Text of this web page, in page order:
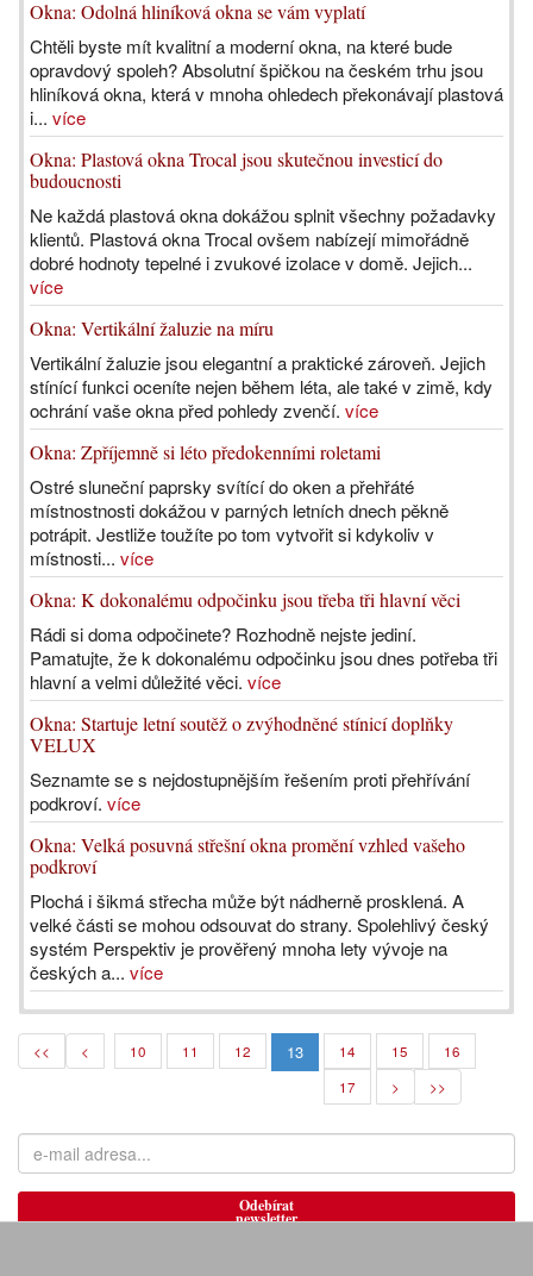
Okna: Odolná hliníková okna se vám vyplatí
Chtěli byste mít kvalitní a moderní okna, na které bude
opravdový spoleh? Absolutní špičkou na českém trhu jsou
hliníková okna, která v mnoha ohledech překonávají plastová
i... více
Okna: Plastová okna Trocal jsou skutečnou investicí do
budoucnosti
Ne každá plastová okna dokážou splnit všechny požadavky
klientů. Plastová okna Trocal ovšem nabízejí mimořádně
dobré hodnoty tepelné i zvukové izolace v domě. Jejich...
více
Okna: Vertikální žaluzie na míru
Vertikální žaluzie jsou elegantní a praktické zároveň. Jejich
stínící funkci oceníte nejen během léta, ale také v zimě, kdy
ochrání vaše okna před pohledy zvenčí. více
Okna: Zpříjemně si léto předokenními roletami
Ostré sluneční paprsky svítící do oken a přehřáté
místnostnosti dokážou v parných letních dnech pěkně
potrápit. Jestliže toužíte po tom vytvořit si kdykoliv v
místnosti... více
Okna: K dokonalému odpočinku jsou třeba tři hlavní věci
Rádi si doma odpočinete? Rozhodně nejste jediní.
Pamatujte, že k dokonalému odpočinku jsou dnes potřeba tři
hlavní a velmi důležité věci. více
Okna: Startuje letní soutěž o zvýhodněné stínicí doplňky
VELUX
Seznamte se s nejdostupnějším řešením proti přehřívání
podkroví. více
Okna: Velká posuvná střešní okna promění vzhled vašeho
podkroví
Plochá i šikmá střecha může být nádherně prosklená. A
velké části se mohou odsouvat do strany. Spolehlivý český
systém Perspektiv je prověřený mnoha lety vývoje na
českých a... více
<< < 10 11 12 13 14 15
16
17
> >>
Odebírat
newsletter